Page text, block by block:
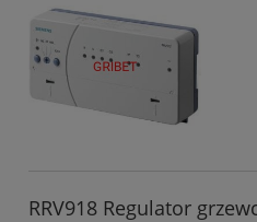
RRV918 Regulator